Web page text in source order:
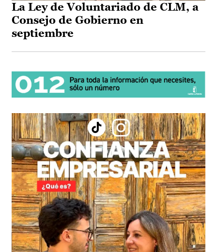
La Ley de Voluntariado de CLM, a
Consejo de Gobierno en
septiembre